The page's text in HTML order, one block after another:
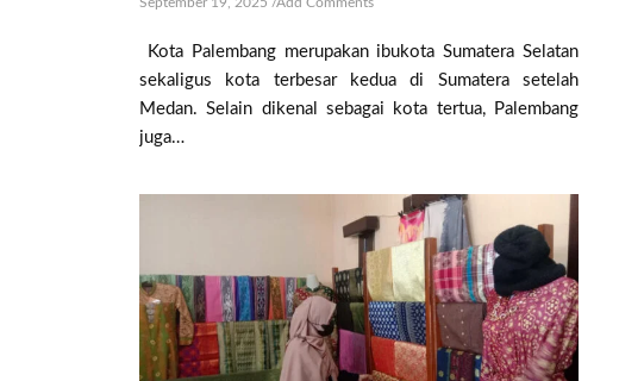
Kota Palembang merupakan ibukota Sumatera Selatan
sekaligus kota terbesar kedua di Sumatera setelah
Medan. Selain dikenal sebagai kota tertua, Palembang
juga…